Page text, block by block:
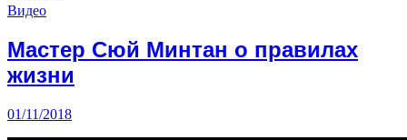
Мальдивах
Видео
Мастер Сюй Минтан о правилах
жизни
01/11/2018